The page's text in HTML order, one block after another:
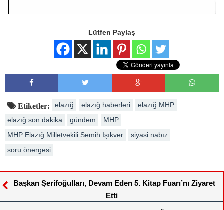
Lütfen Paylaş
Etiketler: elazığ elazığ haberleri
elazığ MHP
elazığ son dakika
gündem
MHP
MHP Elazığ Milletvekili Semih Işıkver
siyasi nabız
soru önergesi
Başkan Şerifoğulları, Devam Eden 5. Kitap Fuarı’nı Ziyaret
Etti